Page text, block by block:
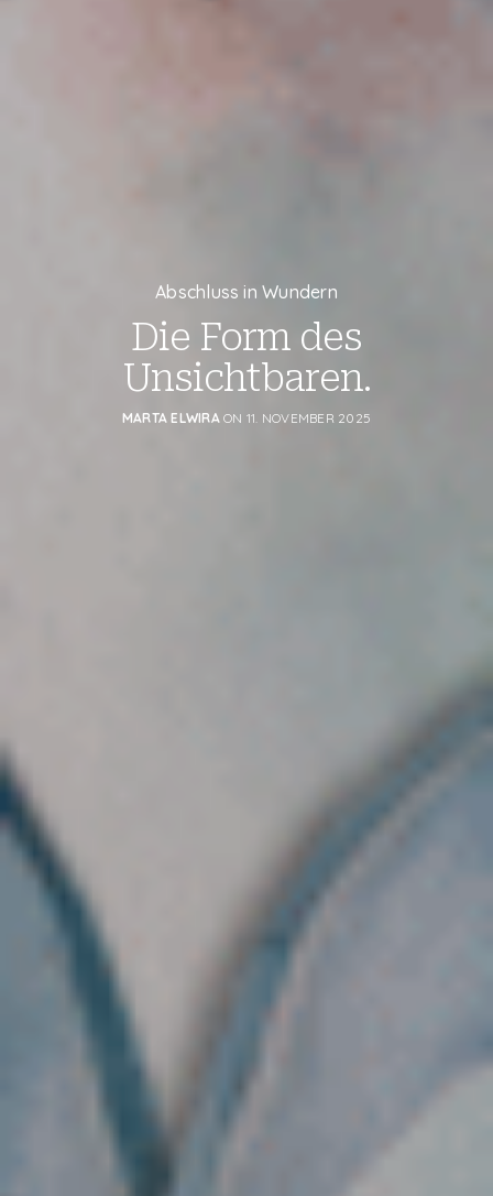
Abschluss in Wundern
Die Form des
Unsichtbaren.
MARTA ELWIRAON 11. NOVEMBER 2025